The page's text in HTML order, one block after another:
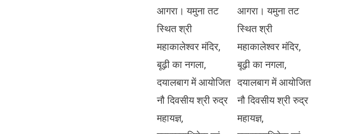
आगरा। यमुना तट
स्थित श्री
महाकालेश्वर मंदिर,
बूढ़ी का नगला,
दयालबाग में आयोजित
नौ दिवसीय श्री रुद्र
महायज्ञ,
आगरा। यमुना तट
स्थित श्री
महाकालेश्वर मंदिर,
बूढ़ी का नगला,
दयालबाग में आयोजित
नौ दिवसीय श्री रुद्र
महायज्ञ,